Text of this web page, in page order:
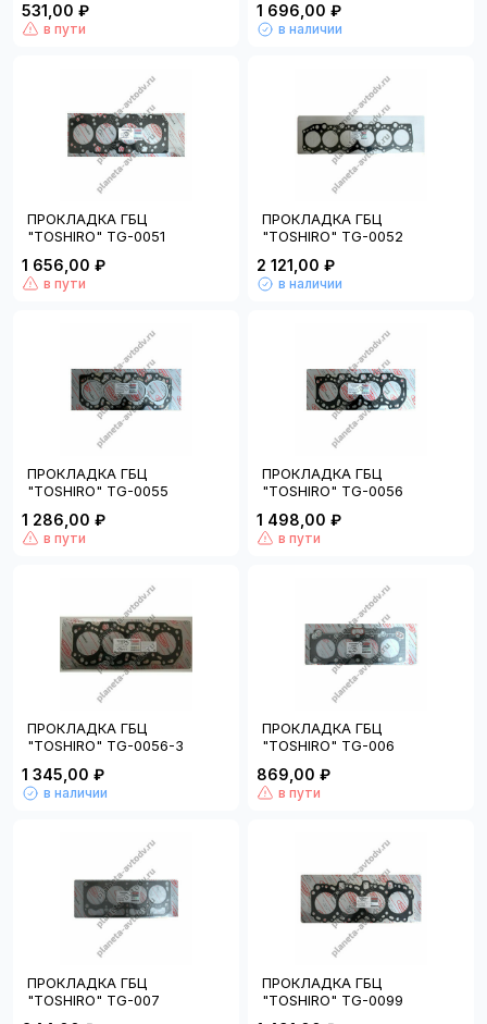
531,00 ₽
в пути
1 696,00 ₽
в наличии
ПРОКЛАДКА ГБЦ
"TOSHIRO" TG-0051
1 656,00 ₽
в пути
ПРОКЛАДКА ГБЦ
"TOSHIRO" TG-0052
2 121,00 ₽
в наличии
ПРОКЛАДКА ГБЦ
"TOSHIRO" TG-0055
1 286,00 ₽
в пути
ПРОКЛАДКА ГБЦ
"TOSHIRO" TG-0056
1 498,00 ₽
в пути
ПРОКЛАДКА ГБЦ
"TOSHIRO" TG-0056-3
1 345,00 ₽
в наличии
ПРОКЛАДКА ГБЦ
"TOSHIRO" TG-006
869,00 ₽
в пути
ПРОКЛАДКА ГБЦ
"TOSHIRO" TG-007
ПРОКЛАДКА ГБЦ
"TOSHIRO" TG-0099